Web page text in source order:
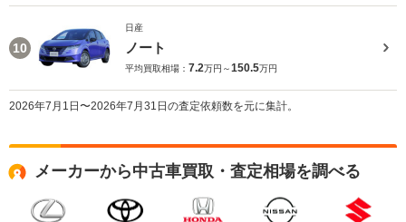
10
日産
ノート
平均買取相場： 7.2万円～150.5万円
2026年7月1日〜2026年7月31日の査定依頼数を元に集計。
メーカーから中古車買取・査定相場を調べる